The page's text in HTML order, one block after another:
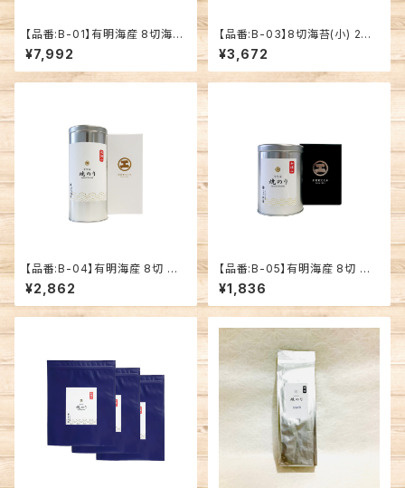
【品番:B-01】有明海産 8切海苔
3缶セット
¥7,992
【品番:B-03】8切海苔(小) 2缶
セット
¥3,672
【品番:B-04】有明海産 8切 初
摘み焼のりギフト
¥2,862
【品番:B-05】有明海産 8切 初
摘み焼のり(小)ギフト
¥1,836